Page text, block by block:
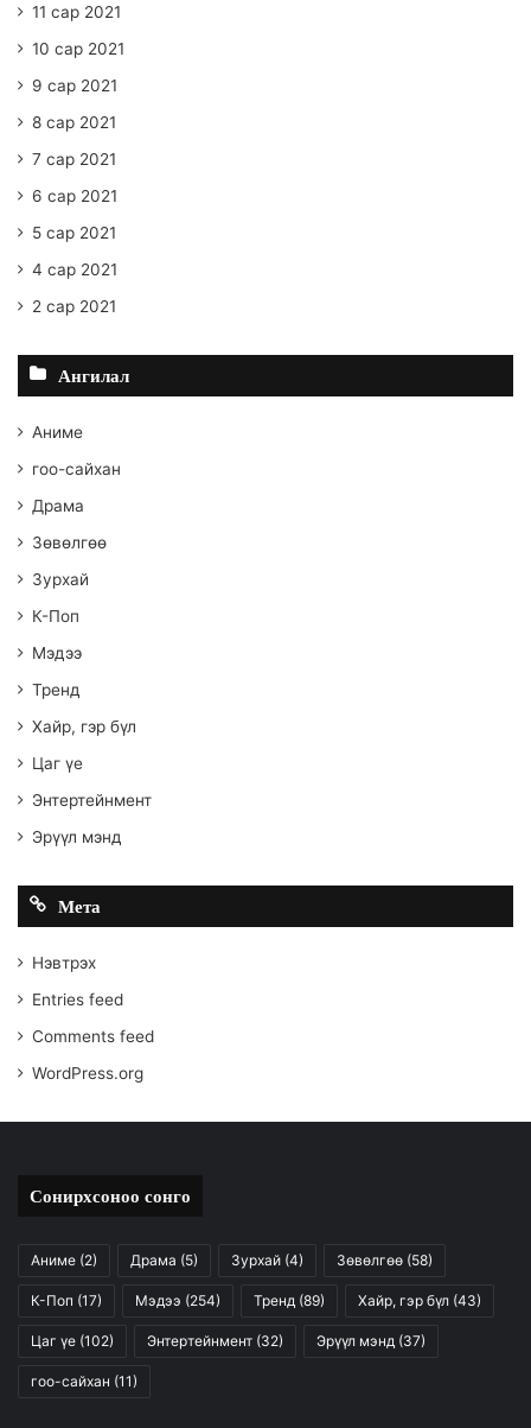
11 сар 2021
10 сар 2021
9 сар 2021
8 сар 2021
7 сар 2021
6 сар 2021
5 сар 2021
4 сар 2021
2 сар 2021
Ангилал
Аниме
гоо-сайхан
Драма
Зөвөлгөө
Зурхай
К-Поп
Мэдээ
Тренд
Хайр, гэр бүл
Цаг үе
Энтертейнмент
Эрүүл мэнд
Мета
Нэвтрэх
Entries feed
Comments feed
WordPress.org
Сонирхсоноо сонго
Аниме (2) Драма (5) Зурхай (4) Зөвөлгөө (58)
К-Поп (17) Мэдээ (254) Тренд (89) Хайр, гэр бүл (43)
Цаг үе (102) Энтертейнмент (32) Эрүүл мэнд (37)
гоо-сайхан (11)